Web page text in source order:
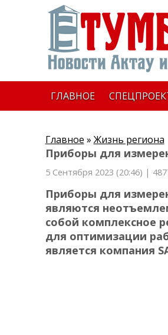
ГЛАВНОЕ
Главное » Жизнь региона
Приборы для
5 Сентября 2023 (20:46) |
Приборы для
являются
собой комплексное
для оптимизации
является компания